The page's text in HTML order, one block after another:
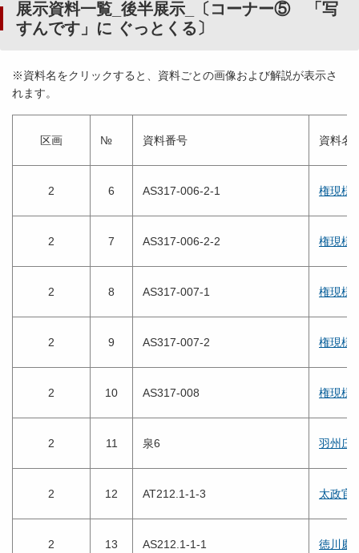
展示資料一覧_後半展示_〔コーナー⑤ 「写
すんです」に ぐっとくる〕
※資料名をクリックすると、資料ごとの画像および解説が表示さ
れます。
区画 № 資料番号 資料名
2 6 AS317-006-2-1 権現様
2 7 AS317-006-2-2 権現様
2 8 AS317-007-1 権現様
2 9 AS317-007-2 権現様
2 10 AS317-008 権現様
2 11 泉6 羽州庄
2 12 AT212.1-1-3 太政官
2 13 AS212.1-1-1 徳川慶